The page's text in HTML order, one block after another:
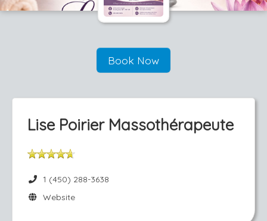
Book Now
Lise Poirier Massothérapeute
1 (450) 288-3638
Website